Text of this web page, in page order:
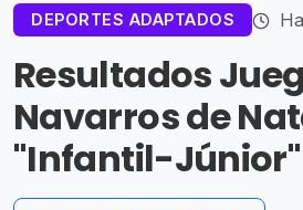
DEPORTES ADAPTADOS
Resultados
Navarros de
"Infantil-Júnior"